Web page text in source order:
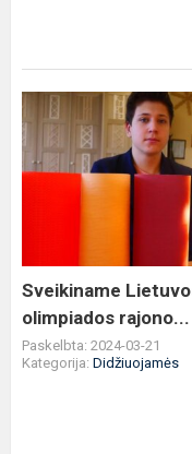
Sveikiname
Lietuvos
mokinių
technologijų
Sveikiname
olimpiados rajono...
Paskelbta: 2024-03-21
Kategorija: Didžiuojamės